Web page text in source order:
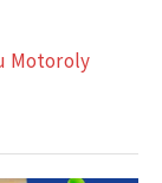
Motoroly